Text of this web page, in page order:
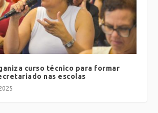
curso técnico para formar
nas escolas